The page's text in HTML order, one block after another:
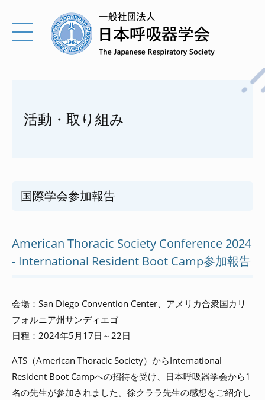
活動・取り組み
国際学会参加報告
American Thoracic Society Conference 2024
- International Resident Boot Camp参加報告
会場：San Diego Convention Center、アメリカ合衆国カリ
フォルニア州サンディエゴ
日程：2024年5月17日～22日
ATS（American Thoracic Society）からInternational
Resident Boot Campへの招待を受け、日本呼吸器学会から1
名の先生が参加されました。徐クララ先生の感想をご紹介し